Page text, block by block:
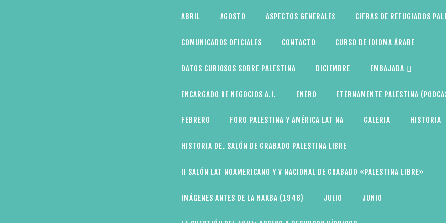
ABRIL AGOSTO ASPECTOS GENERALES CIFRAS DE REFUGIADOS
COMUNICADOS OFICIALES CONTACTO CURSO DE IDIOMA ÁRABE
DATOS CURIOSOS SOBRE PALESTINA DICIEMBRE EMBAJADA
ENCARGADO DE NEGOCIOS A.I. ENERO ETERNAMENTE PALESTINA
FEBRERO FORO PALESTINA Y AMÉRICA LATINA GALERIA HISTORIA
HISTORIA DEL SALÓN DE GRABADO PALESTINA LIBRE
II SALÓN LATINOAMERICANO Y V NACIONAL DE GRABADO «PALESTINA LIBRE»
IMÁGENES ANTES DE LA NAKBA (1948) JULIO JUNIO